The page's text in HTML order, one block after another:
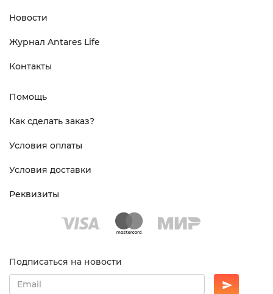
Новости
Журнал Antares Life
Контакты
Помощь
Как сделать заказ?
Условия оплаты
Условия доставки
Реквизиты
Подписаться на новости